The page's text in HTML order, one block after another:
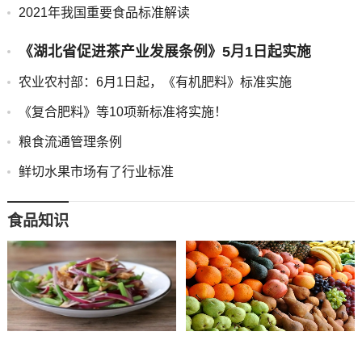
2021年我国重要食品标准解读
《湖北省促进茶产业发展条例》5月1日起实施
农业农村部：6月1日起，《有机肥料》标准实施
《复合肥料》等10项新标准将实施！
粮食流通管理条例
鲜切水果市场有了行业标准
食品知识